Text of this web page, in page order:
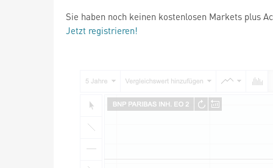
Sie haben noch keinen kostenlosen Markets plus
Jetzt registrieren!